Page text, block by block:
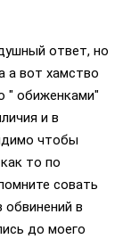
ответ, но
а вот хамство
" обиженками"
и в
чтобы
то по
совать
обвинений в
до моего